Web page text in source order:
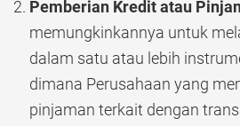
Pemberian Kredit atau
memungkinkannya untuk
dalam satu atau lebih
dimana Perusahaan yang
pinjaman terkait dengan